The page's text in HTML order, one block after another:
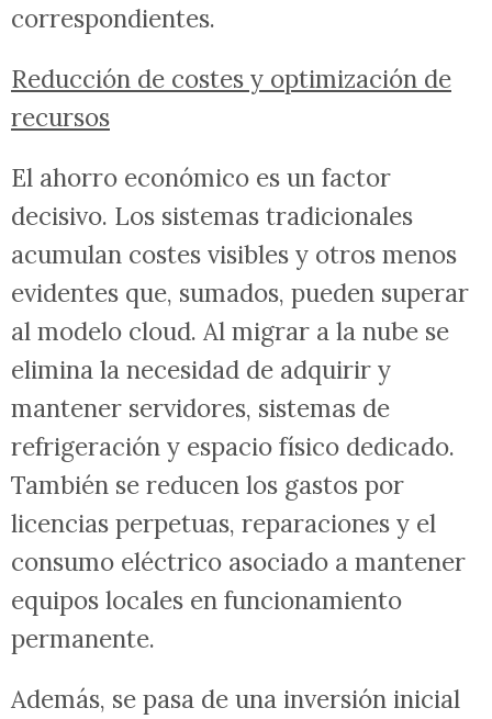
correspondientes.
Reducción de costes y optimización de
recursos
El ahorro económico es un factor
decisivo. Los sistemas tradicionales
acumulan costes visibles y otros menos
evidentes que, sumados, pueden superar
al modelo cloud. Al migrar a la nube se
elimina la necesidad de adquirir y
mantener servidores, sistemas de
refrigeración y espacio físico dedicado.
También se reducen los gastos por
licencias perpetuas, reparaciones y el
consumo eléctrico asociado a mantener
equipos locales en funcionamiento
permanente.
Además, se pasa de una inversión inicial